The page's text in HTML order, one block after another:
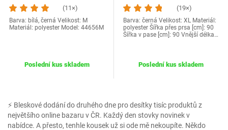
⚡ Bleskové dodání do druhého dne pro desítky tisíc produktů z
největšího online bazaru v ČR. Každý den stovky novinek v
nabídce. A přesto, tenhle kousek už si ode mě nekoupíte. Někdo
(11×)
Barva: bílá, černá Velikost: M
Materiál: polyester Model: 44656M
Poslední kus skladem
(19×)
Barva: černá Velikost: XL Materiál:
polyester Šířka přes prsa [cm]: 90
Šířka v pase [cm]: 90 Vnější délka…
Poslední kus skladem